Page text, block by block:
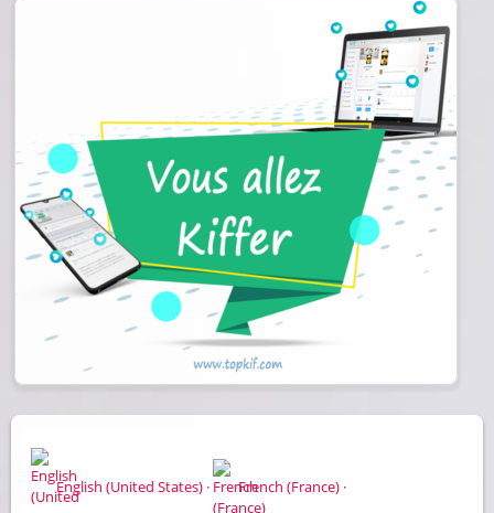
English (United States) · French (France) ·